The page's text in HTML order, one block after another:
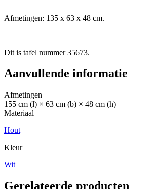
Afmetingen: 135 x 63 x 48 cm.
Dit is tafel nummer 35673.
Aanvullende informatie
Afmetingen
155 cm (l) × 63 cm (b) × 48 cm (h)
Materiaal
Hout
Kleur
Wit
Gerelateerde producten